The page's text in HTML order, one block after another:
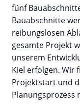
fünf
Bauabschnitte
reibungslosen
gesamte Projekt
unserem
Kiel erfolgen. Wir
Projektstart und
Planungsprozess